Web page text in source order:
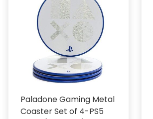
Paladone Gaming Metal
Coaster Set of 4-PS5